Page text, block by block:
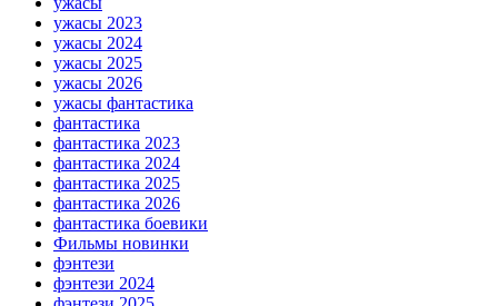
ужасы 2023
ужасы 2024
ужасы 2025
ужасы 2026
ужасы фантастика
фантастика
фантастика 2023
фантастика 2024
фантастика 2025
фантастика 2026
фантастика боевики
Фильмы новинки
фэнтези
фэнтези 2024